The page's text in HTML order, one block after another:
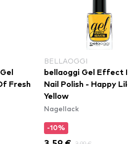
Fresh
BELLAOGGI
bellaoggi Gel Effect
Nail Polish - Happy
Yellow
Nagellack
-10%